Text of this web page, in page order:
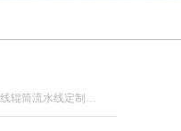
线定制，为何选青岛优耐德？